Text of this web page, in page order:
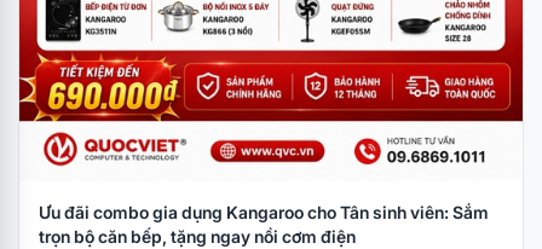
Ưu đãi combo gia dụng Kangaroo cho Tân sinh viên: Sắm
trọn bộ căn bếp, tặng ngay nồi cơm điện